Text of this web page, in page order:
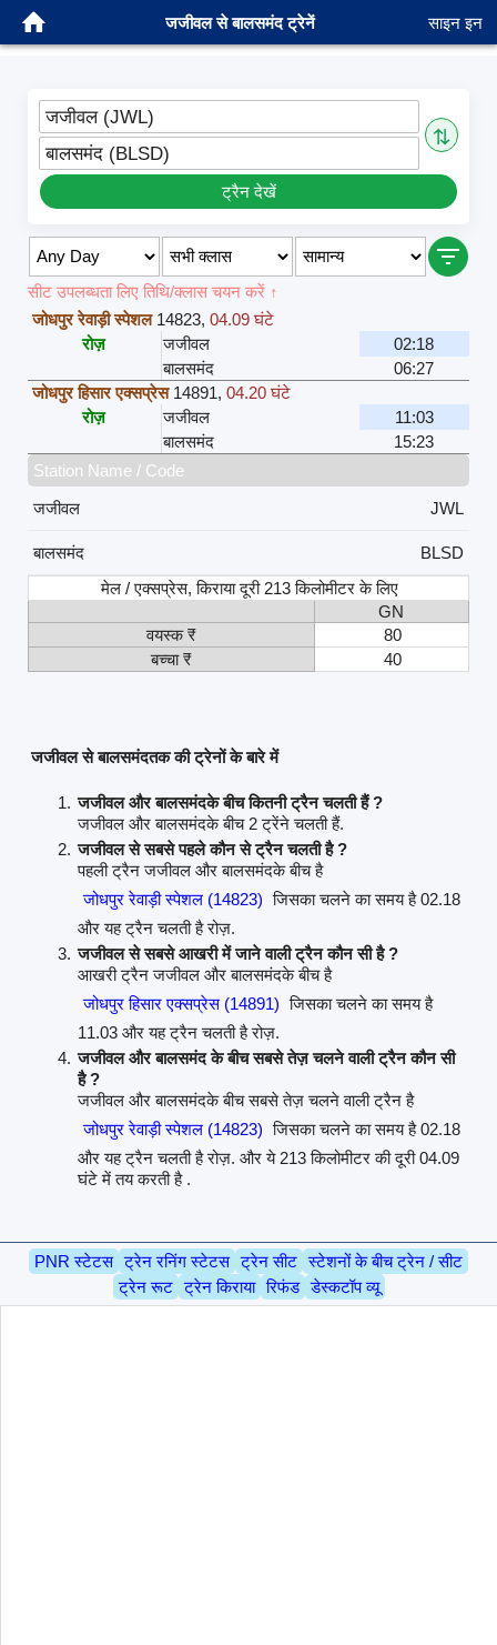
जजीवल से बालसमंद ट्रेनें साइन इन
जजीवल (JWL)
⇅
बालसमंद (BLSD)
ट्रैन देखें
सीट उपलब्धता लिए तिथि/क्लास चयन करें ↑
जोधपुर रेवाड़ी स्पेशल 14823, 04.09 घंटे
रोज़
जजीवल
02:18
बालसमंद
06:27
जोधपुर हिसार एक्सप्रेस 14891, 04.20 घंटे
रोज़
जजीवल
11:03
बालसमंद
15:23
Station Name / Code
जजीवल
JWL
बालसमंद
BLSD
मेल / एक्सप्रेस, किराया दूरी 213 किलोमीटर के लिए
GN
वयस्क ₹
80
बच्चा ₹
40
जजीवल से बालसमंदतक की ट्रेनों के बारे में
जजीवल और बालसमंदके बीच कितनी ट्रैन चलती हैं ?
जजीवल और बालसमंदके बीच 2 ट्रेंने चलती हैं.
जजीवल से सबसे पहले कौन से ट्रैन चलती है ?
पहली ट्रैन जजीवल और बालसमंदके बीच है
जोधपुर रेवाड़ी स्पेशल (14823) जिसका चलने का समय है 02.18
और यह ट्रैन चलती है रोज़.
जजीवल से सबसे आखरी में जाने वाली ट्रैन कौन सी है ?
आखरी ट्रैन जजीवल और बालसमंदके बीच है
जोधपुर हिसार एक्सप्रेस (14891) जिसका चलने का समय है
11.03 और यह ट्रैन चलती है रोज़.
जजीवल और बालसमंद के बीच सबसे तेज़ चलने वाली ट्रैन कौन सी
है ?
जजीवल और बालसमंदके बीच सबसे तेज़ चलने वाली ट्रैन है
जोधपुर रेवाड़ी स्पेशल (14823) जिसका चलने का समय है 02.18
और यह ट्रैन चलती है रोज़. और ये 213 किलोमीटर की दूरी 04.09
घंटे में तय करती है .
PNR स्टेटस ट्रेन रनिंग स्टेटस ट्रेन सीट स्टेशनों के बीच ट्रेन / सीट
ट्रेन रूट ट्रेन किराया रिफंड डेस्कटॉप व्यू